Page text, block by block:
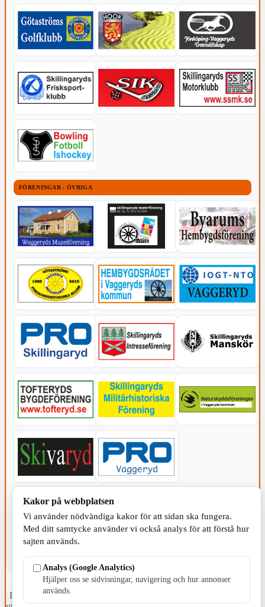
FÖRENINGAR - ÖVRIGA
KOMMUNEN
Fristående webbtidningsföretag grundat 1991 som sedan 2002 ger
Kakor på webbplatsen
Vi använder nödvändiga kakor för att sidan ska fungera.
Med ditt samtycke använder vi också analys för att förstå hur
sajten används.
Analys (Google Analytics)
Hjälper oss se sidvisningar, navigering och hur annonser
används.